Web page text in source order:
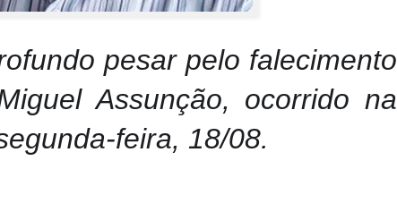
pesar pelo falecimento
Assunção, ocorrido na
feira, 18/08.